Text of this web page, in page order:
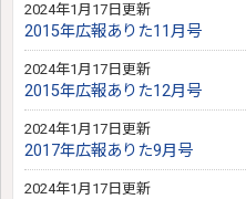
2024年1月17日更新
2015年広報ありた11月号
2024年1月17日更新
2015年広報ありた12月号
2024年1月17日更新
2017年広報ありた9月号
2024年1月17日更新